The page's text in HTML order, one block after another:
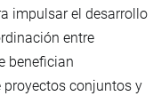
impulsar el desarrollo
entre
benefician
conjuntos y